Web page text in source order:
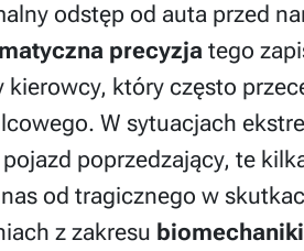
odstęp od auta przed
precyzja tego
kierowcy, który często
W sytuacjach
pojazd poprzedzający, te
od tragicznego w
z zakresu